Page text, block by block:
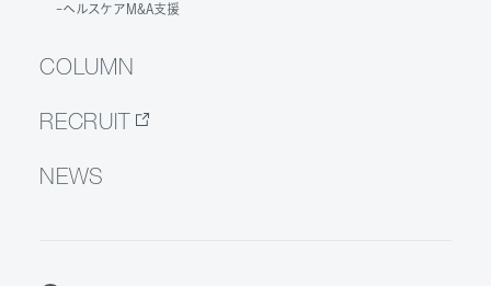
ヘルスケアM&A支援
COLUMN
RECRUIT
NEWS